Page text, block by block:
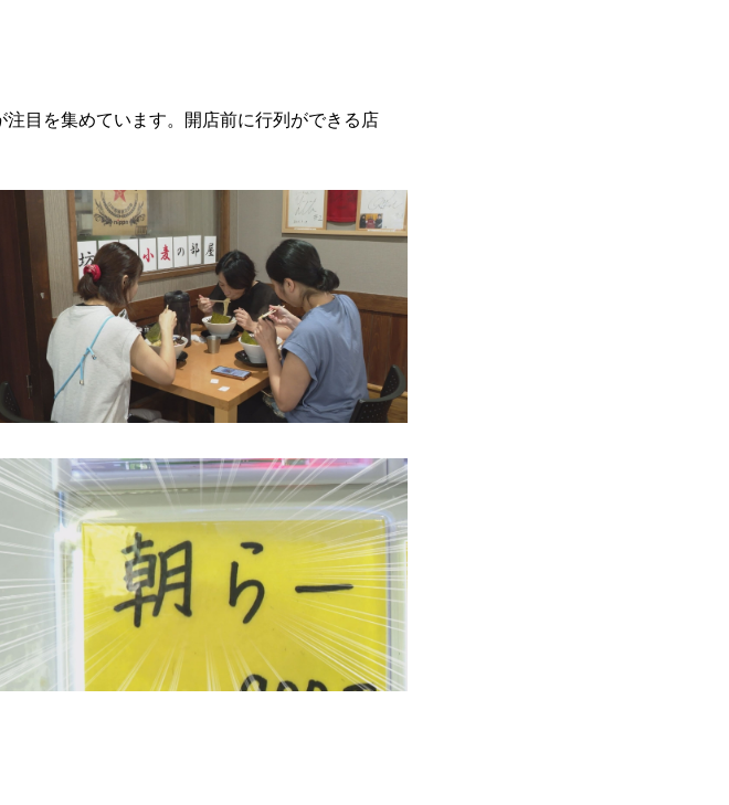
目を集めています。開店前に行列ができる店